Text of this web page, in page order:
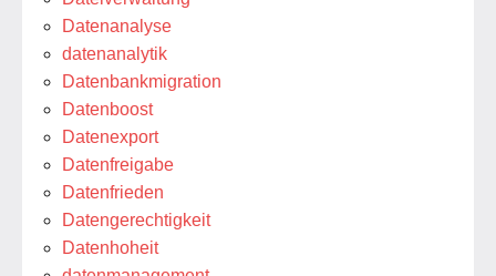
Datenanalyse
datenanalytik
Datenbankmigration
Datenboost
Datenexport
Datenfreigabe
Datenfrieden
Datengerechtigkeit
Datenhoheit